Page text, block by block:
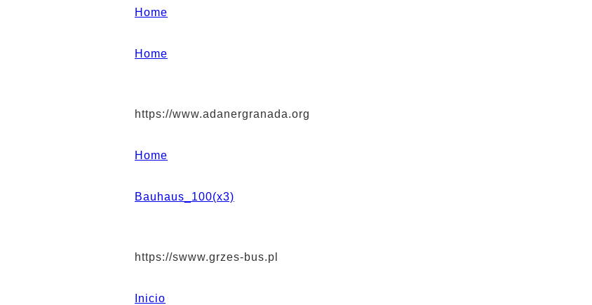
Home
Home
https://www.adanergranada.org
Home
Bauhaus_100(x3)
https://swww.grzes-bus.pl
Inicio